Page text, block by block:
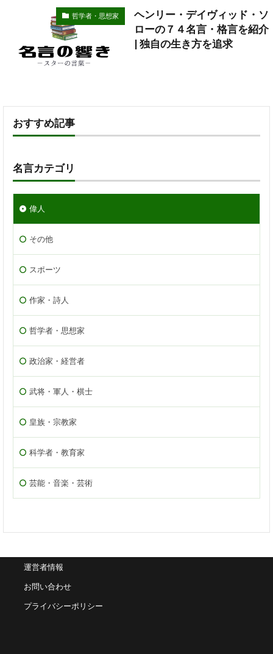
哲学者・思想家
ヘンリー・デイヴィッド・ソ
ローの７４名言・格言を紹介
| 独自の生き方を追求
おすすめ記事
名言カテゴリ
偉人
その他
スポーツ
作家・詩人
哲学者・思想家
政治家・経営者
武将・軍人・棋士
皇族・宗教家
科学者・教育家
芸能・音楽・芸術
運営者情報
お問い合わせ
プライバシーポリシー